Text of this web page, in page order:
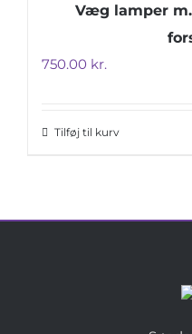
Væg lamper
750.00 kr.
Tilføj til kurv